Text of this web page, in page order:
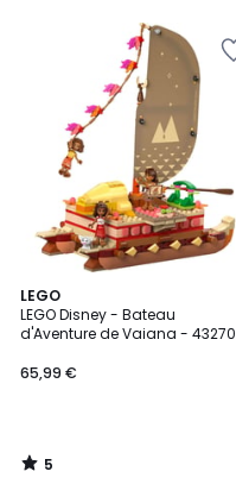
LEGO
LEGO Disney - Bateau
d'Aventure de Vaiana - 43270
65,99 €
5
/
5
5
/